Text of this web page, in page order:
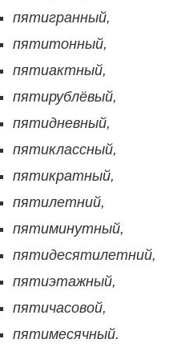
пятигранный,
пятитонный,
пятиактный,
пятирублёвый,
пятидневный,
пятиклассный,
пятикратный,
пятилетний,
пятиминутный,
пятидесятилетний,
пятиэтажный,
пятичасовой,
пятимесячный.